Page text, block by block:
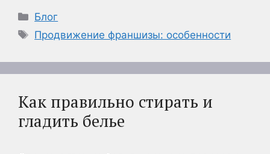
Рубрики
Блог
Метки
Продвижение франшизы: особенности
Как правильно стирать и
гладить белье